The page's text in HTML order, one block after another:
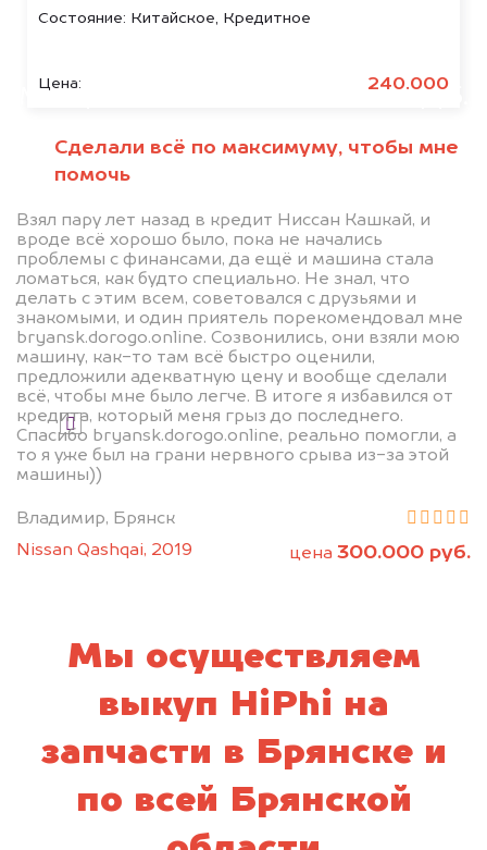
Состояние: Китайское, Кредитное
Цена: 240.000
Сделали всё по максимуму, чтобы мне
помочь
Взял пару лет назад в кредит Ниссан Кашкай, и
вроде всё хорошо было, пока не начались
проблемы с финансами, да ещё и машина стала
ломаться, как будто специально. Не знал, что
делать с этим всем, советовался с друзьями и
знакомыми, и один приятель порекомендовал мне
bryansk.dorogo.online. Созвонились, они взяли мою
машину, как-то там всё быстро оценили,
предложили адекватную цену и вообще сделали
всё, чтобы мне было легче. В итоге я избавился от
кредита, который меня грыз до последнего.
Спасибо bryansk.dorogo.online, реально помогли, а
то я уже был на грани нервного срыва из-за этой
машины))
Владимир, Брянск
Nissan Qashqai, 2019
цена 300.000 руб.
Узнайте стоимость автомобиля
Мы купим ваше авто на 20.000 руб.
автоаукционах.
Узнать стоимость
Я даю согласие на обработку своих
персональных данных и соглашаюсь с
политикой конфиденциальности
Мы осуществляем
выкуп HiPhi на
запчасти в Брянске и
по всей Брянской